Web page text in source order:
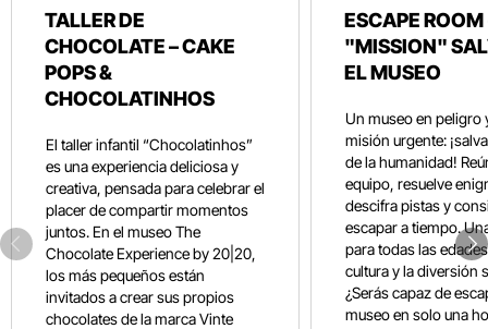
TALLER DE
CHOCOLATE – CAKE
POPS &
CHOCOLATINHOS
El taller infantil “Chocolatinhos”
es una experiencia deliciosa y
creativa, pensada para celebrar el
placer de compartir momentos
juntos. En el museo The
Chocolate Experience by 20|20,
los más pequeños están
invitados a crear sus propios
chocolates de la marca Vinte
ESCAPE ROOM
"MISSION"
EL MUSEO
Un museo en peligro
misión urgente:
de la humanidad!
equipo, resuelve
descifra pistas y
escapar a tiempo.
para todas las
cultura y la diversión
¿Serás capaz de
museo en solo una